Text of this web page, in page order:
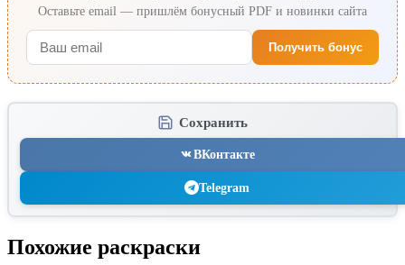
Оставьте email — пришлём бонусный PDF и новинки сайта
Получить бонус
Сохранить
ВКонтакте
Telegram
Похожие раскраски